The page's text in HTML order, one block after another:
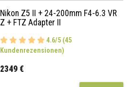
Nikon Z5 II + 24-200mm F4-6.3 VR
Z + FTZ Adapter II
4.6/5 (45
Kundenrezensionen)
2349 €